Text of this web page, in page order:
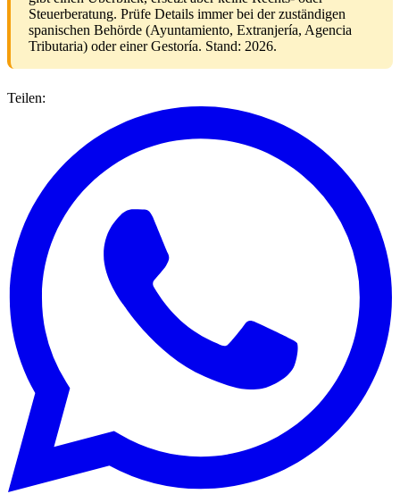
Steuerberatung. Prüfe Details immer bei der zuständigen
spanischen Behörde (Ayuntamiento, Extranjería, Agencia
Tributaria) oder einer Gestoría. Stand: 2026.
Teilen: